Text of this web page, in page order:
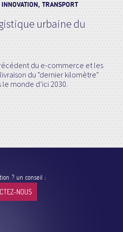
TRANSPORT
urbaine du
du e-commerce et les
du "dernier kilomètre"
monde d’ici 2030.
? un conseil :
NOUS